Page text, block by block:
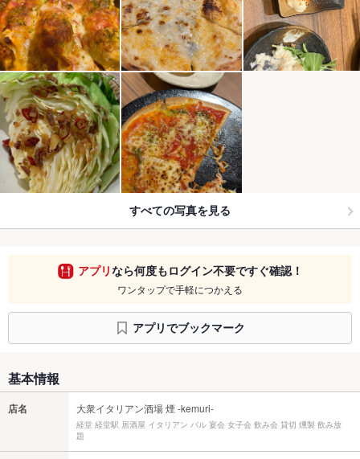
すべての写真を見る
アプリなら何度もログイン不要ですぐ確認！
ワンタップで手軽につかえる
アプリでブックマーク
基本情報
店名 大衆イタリアン酒場 煙 -kemuri-
経堂 経堂駅 居酒屋 イタリアン バル 宴会 女子会 飲み会 貸切 燻製 飲み放
題